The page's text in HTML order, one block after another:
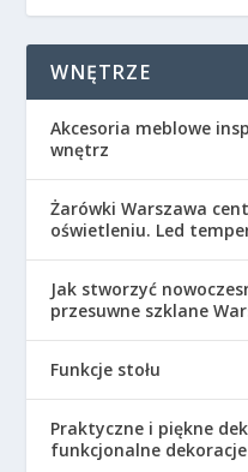
WNĘTRZE
Akcesoria meblowe
wnętrz
Żarówki Warszawa
oświetleniu. Led
Jak stworzyć
przesuwne szklane
Funkcje stołu
Praktyczne i piękne
funkcjonalne